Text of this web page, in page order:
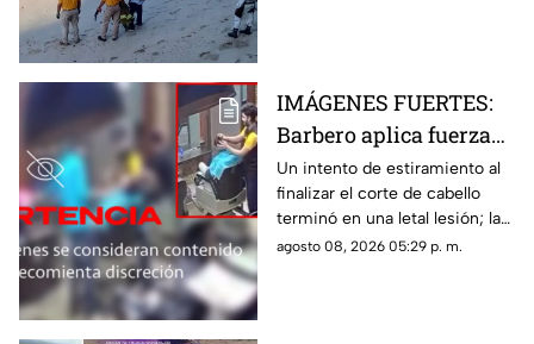
IMÁGENES FUERTES:
Barbero aplica fuerza
de más y le rompe el
cuello a un cliente en
pleno corte
Un intento de estiramiento al
finalizar el corte de cabello
terminó en una letal lesión; las
estremecedoras imágenes
agosto 08, 2026 05:29 p. m.